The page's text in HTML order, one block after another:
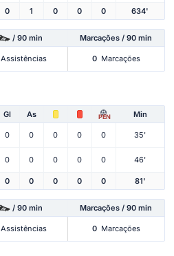
0 1 0 0 0 634'
/ 90 min Marcações / 90 min
Assistências 0 Marcações
Gl As PEN Min
0 0 0 0 0 35'
0 0 0 0 0 46'
0 0 0 0 0 81'
/ 90 min Marcações / 90 min
Assistências 0 Marcações